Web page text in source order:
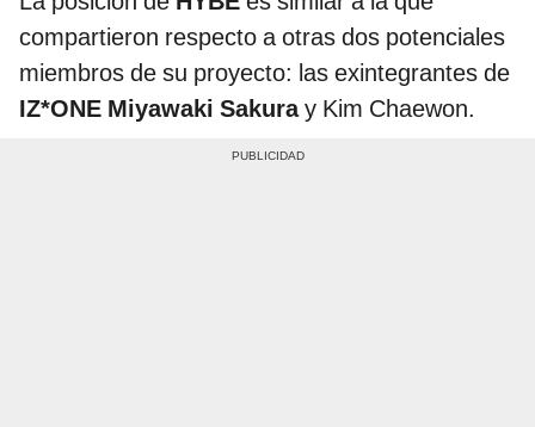
compartieron respecto a otras dos potenciales
miembros de su proyecto: las exintegrantes de
IZ*ONE Miyawaki Sakuray Kim Chaewon.